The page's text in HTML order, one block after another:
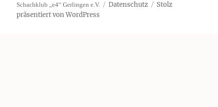
Schachklub „e4“ Gerlingen e.V. Datenschutz
Stolz
präsentiert von WordPress